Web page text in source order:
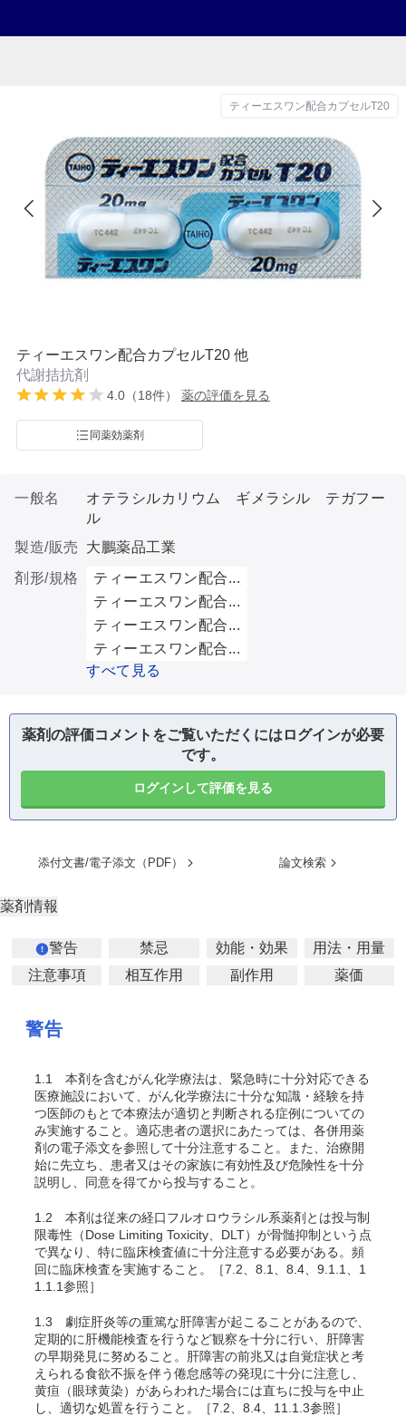
ティーエスワン配合カプセルT20
ティーエスワン配合カプセルT20 他
代謝拮抗剤
4.0（18件） 薬の評価を見る
同薬効薬剤
一般名
オテラシルカリウム ギメラシル テガフー
ル
製造/販売
大鵬薬品工業
剤形/規格
ティーエスワン配合...
ティーエスワン配合...
ティーエスワン配合...
ティーエスワン配合...
すべて見る
薬剤の評価コメントをご覧いただくにはログインが必要
です。
ログインして評価を見る
添付文書/電子添文（PDF） 論文検索
薬剤情報
警告 禁忌 効能・効果
用法・用量
注意事項
相互作用 副作用 薬価
警告
1.1
本剤を含むがん化学療法は、緊急時に十分対応できる
医療施設において、がん化学療法に十分な知識・経験を持
つ医師のもとで本療法が適切と判断される症例についての
み実施すること。適応患者の選択にあたっては、各併用薬
剤の電子添文を参照して十分注意すること。また、治療開
始に先立ち、患者又はその家族に有効性及び危険性を十分
説明し、同意を得てから投与すること。
1.2 本剤は従来の経口フルオロウラシル系薬剤とは投与制
限毒性（Dose Limiting Toxicity、DLT）が骨髄抑制という点
で異なり、特に臨床検査値に十分注意する必要がある。頻
回に臨床検査を実施すること。［7.2、8.1、8.4、9.1.1、1
1.1.1参照］
1.3 劇症肝炎等の重篤な肝障害が起こることがあるので、
定期的に肝機能検査を行うなど観察を十分に行い、肝障害
の早期発見に努めること。肝障害の前兆又は自覚症状と考
えられる食欲不振を伴う倦怠感等の発現に十分に注意し、
黄疸（眼球黄染）があらわれた場合には直ちに投与を中止
し、適切な処置を行うこと。［7.2、8.4、11.1.3参照］